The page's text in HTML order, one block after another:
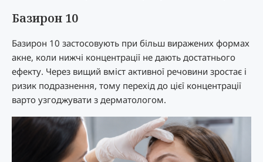
Базирон 10
Базирон 10 застосовують при більш виражених формах
акне, коли нижчі концентрації не дають достатнього
ефекту. Через вищий вміст активної речовини зростає і
ризик подразнення, тому перехід до цієї концентрації
варто узгоджувати з дерматологом.